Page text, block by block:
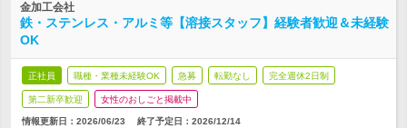
金加工会社
鉄・ステンレス・アルミ等【溶接スタッフ】経験者歓迎＆未経験
OK
正社員 職種・業種未経験OK 急募 転勤なし 完全週休2日制
第二新卒歓迎 女性のおしごと掲載中
情報更新日：2026/06/23 終了予定日： 2026/12/14